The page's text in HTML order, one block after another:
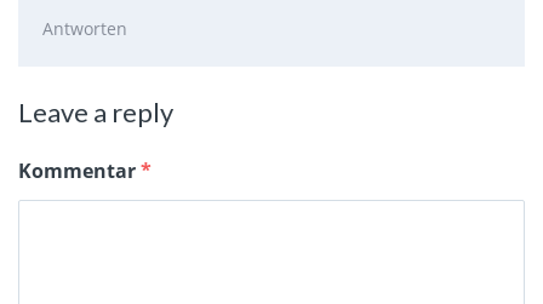
Antworten
Leave a reply
Kommentar*